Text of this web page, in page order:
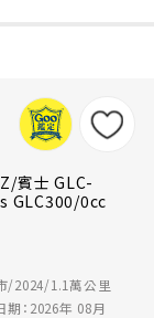
賓士 GLC-
GLC300/0cc
/2024/1.1萬公里
期：2026年 08月